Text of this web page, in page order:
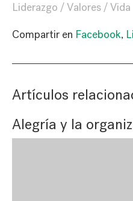
Liderazgo
Valores Vida
Compartir en Facebook,
Artículos
Alegría y la